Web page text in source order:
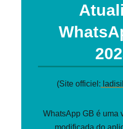
(Site officiel:
WhatsApp GB é uma
modificada do